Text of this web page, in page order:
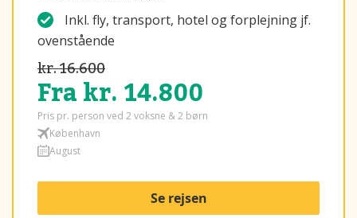
Inkl. fly, transport, hotel og forplejning jf.
ovenstående
kr. 16.600
Fra kr. 14.800
Pris pr. person ved 2 voksne & 2 børn
København
August
Se rejsen